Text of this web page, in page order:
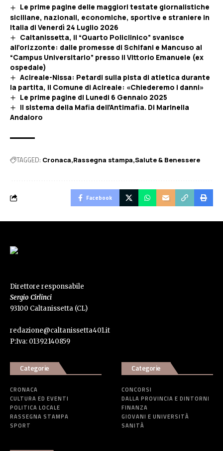
Le prime pagine delle maggiori testate giornalistiche
siciliane, nazionali, economiche, sportive e straniere in
Italia di Venerdì 24 Luglio 2026
Caltanissetta, il “Quarto Policlinico” svanisce
all’orizzonte: dalle promesse di Schifani e Mancuso al
“Campus Universitario” presso il Vittorio Emanuele (ex
ospedale)
Acireale-Nissa: Petardi sulla pista di atletica durante
la partita, il Comune di Acireale: «Chiederemo i danni»
Le prime pagine di Lunedi 6 Gennaio 2025
Il sistema della Mafia dell’Antimafia. Di Marinella
Andaloro
TAGGED: Cronaca Rassegna stampa Salute & Benessere
Facebook
Direttore responsabile
Sergio Cirlinci
93100 Caltanissetta (CL)
redazione@caltanissetta401.it
P:Iva: 01392140859
Categorie
CRONACA
CULTURA ED EVENTI
POLITICA LOCALE
RASSEGNA STAMPA
SPORT
Categorie
CONCORSI
DALLA PROVINCIA E DINTORNI
FINANZA
GIOVANI E UNIVERSITÀ
SANITÀ